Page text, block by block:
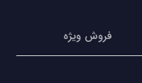
فروش ویژه